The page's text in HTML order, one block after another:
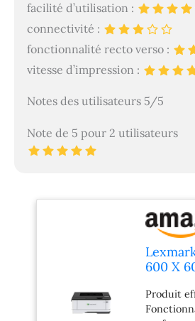
facilité d’utilisation :
connectivité :
fonctionnalité recto verso :
vitesse d’impression :
Notes des utilisateurs 5/5
Note de 5 pour 2 utilisateurs
600 X
40ppm
Dual
Produit